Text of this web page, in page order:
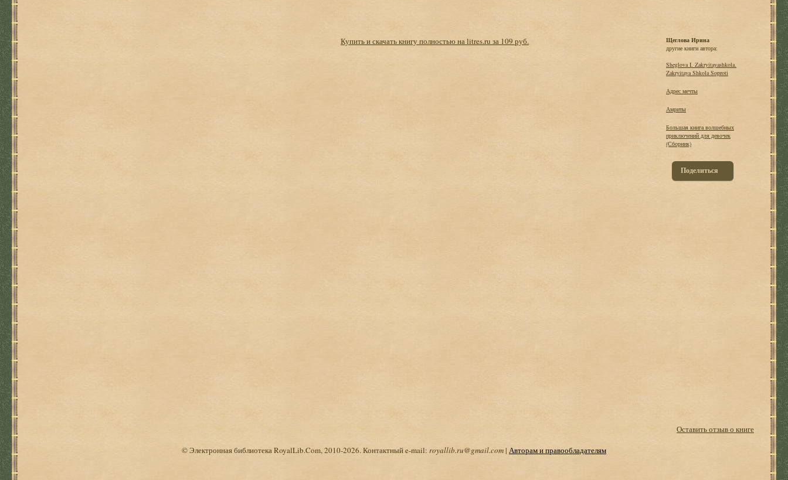
Купить и скачать книгу полностью на litres.ru за 109 руб.
Щеглова Ирина
другие книги автора:
Sheglova I. Zakryitayashkola.
Zakryitaya Shkola Soproti
Адрес мечты
Амриты
Большая книга волшебных
приключений для девочек
(Сборник)
Поделиться
Оставить отзыв о книге
© Электронная библиотека RoyalLib.Com, 2010-2026. Контактный e-mail: royallib.ru@gmail.com| Авторам и правообладателям